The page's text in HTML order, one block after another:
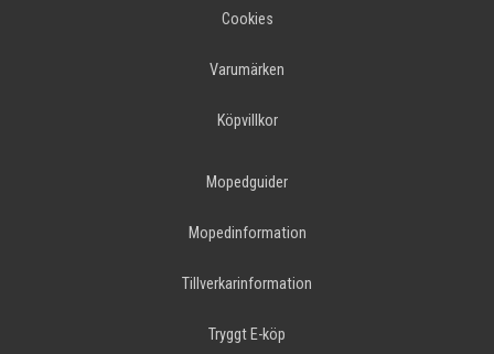
Cookies
Varumärken
Köpvillkor
Mopedguider
Mopedinformation
Tillverkarinformation
Tryggt E-köp